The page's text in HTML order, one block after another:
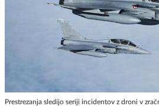
Prestrezanja sledijo seriji incidentov z droni v